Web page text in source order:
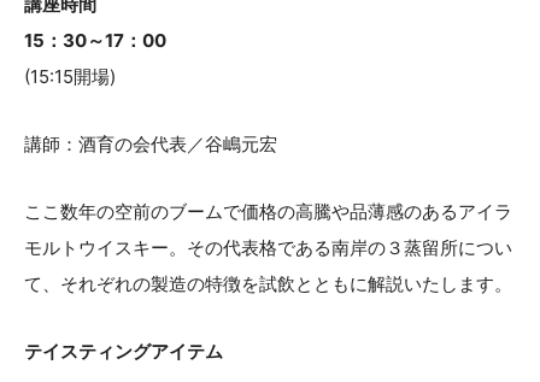
15：30～17：00
(15:15開場)
講師：酒育の会代表／谷嶋元宏
ここ数年の空前のブームで価格の高騰や品薄感のあるアイラ
モルトウイスキー。その代表格である南岸の３蒸留所につい
て、それぞれの製造の特徴を試飲とともに解説いたします。
テイスティングアイテム